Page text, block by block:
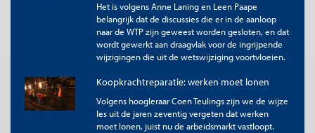
De titel en eerste zinnen van dit artikel mogen zonder toestemming
worden overgenomen met de bronvermeldingMe Judiceen, indien
online, een link naar het artikel. Volledige overname is slechts beperkt
toegestaan. Voor meer informatie, zie onzecopyright richtlijnen.
Afbeelding door 'FaceMe'
Het is volgens Anne Laning en Leen Paape
belangrijk dat de discussies die er in de aanloop
naar de WTP zijn geweest worden gesloten, en dat
wordt gewerkt aan draagvlak voor de ingrijpende
wijzigingen die uit de wetswijziging voortvloeien.
Koopkrachtreparatie: werken moet lonen
Volgens hoogleraar Coen Teulings zijn we de wijze
les uit de jaren zeventig vergeten dat werken
moet lonen, juist nu de arbeidsmarkt vastloopt.